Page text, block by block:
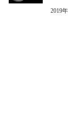
2019